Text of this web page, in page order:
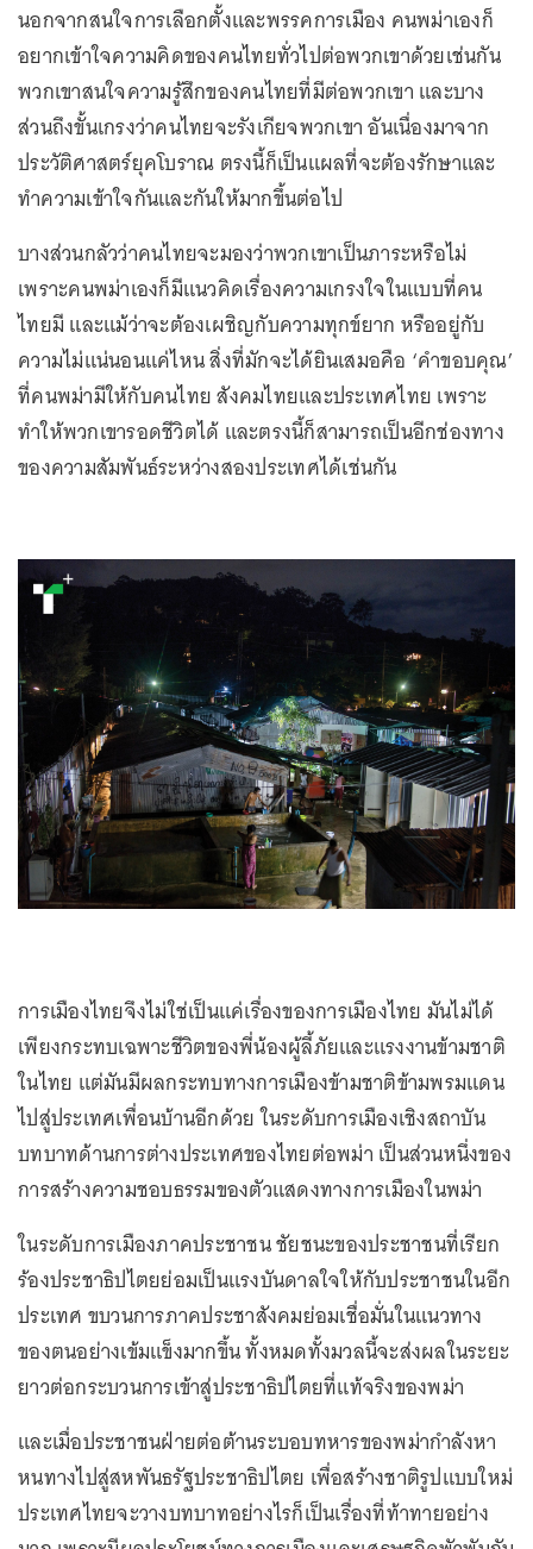
นอกจากสนใจการเลือกตั้งและพรรคการเมือง คนพม่าเองก็
อยากเข้าใจความคิดของคนไทยทั่วไปต่อพวกเขาด้วยเช่นกัน
พวกเขาสนใจความรู้สึกของคนไทยที่มีต่อพวกเขา และบาง
ส่วนถึงขั้นเกรงว่าคนไทยจะรังเกียจพวกเขา อันเนื่องมาจาก
ประวัติศาสตร์ยุคโบราณ ตรงนี้ก็เป็นแผลที่จะต้องรักษาและ
ทำความเข้าใจกันและกันให้มากขึ้นต่อไป
บางส่วนกลัวว่าคนไทยจะมองว่าพวกเขาเป็นภาระหรือไม่
เพราะคนพม่าเองก็มีแนวคิดเรื่องความเกรงใจในแบบที่คน
ไทยมี และแม้ว่าจะต้องเผชิญกับความทุกข์ยาก หรืออยู่กับ
ความไม่แน่นอนแค่ไหน สิ่งที่มักจะได้ยินเสมอคือ ‘คำขอบคุณ’
ที่คนพม่ามีให้กับคนไทย สังคมไทยและประเทศไทย เพราะ
ทำให้พวกเขารอดชีวิตได้ และตรงนี้ก็สามารถเป็นอีกช่องทาง
ของความสัมพันธ์ระหว่างสองประเทศได้เช่นกัน
การเมืองไทยจึงไม่ใช่เป็นแค่เรื่องของการเมืองไทย มันไม่ได้
เพียงกระทบเฉพาะชีวิตของพี่น้องผู้ลี้ภัยและแรงงานข้ามชาติ
ในไทย แต่มันมีผลกระทบทางการเมืองข้ามชาติข้ามพรมแดน
ไปสู่ประเทศเพื่อนบ้านอีกด้วย ในระดับการเมืองเชิงสถาบัน
บทบาทด้านการต่างประเทศของไทยต่อพม่า เป็นส่วนหนึ่งของ
การสร้างความชอบธรรมของตัวแสดงทางการเมืองในพม่า
ในระดับการเมืองภาคประชาชน ชัยชนะของประชาชนที่เรียก
ร้องประชาธิปไตยย่อมเป็นแรงบันดาลใจให้กับประชาชนในอีก
ประเทศ ขบวนการภาคประชาสังคมย่อมเชื่อมั่นในแนวทาง
ของตนอย่างเข้มแข็งมากขึ้น ทั้งหมดทั้งมวลนี้จะส่งผลในระยะ
ยาวต่อกระบวนการเข้าสู่ประชาธิปไตยที่แท้จริงของพม่า
และเมื่อประชาชนฝ่ายต่อต้านระบอบทหารของพม่ากำลังหา
หนทางไปสู่สหพันธรัฐประชาธิปไตย เพื่อสร้างชาติรูปแบบใหม่
ประเทศไทยจะวางบทบาทอย่างไรก็เป็นเรื่องที่ท้าทายอย่าง